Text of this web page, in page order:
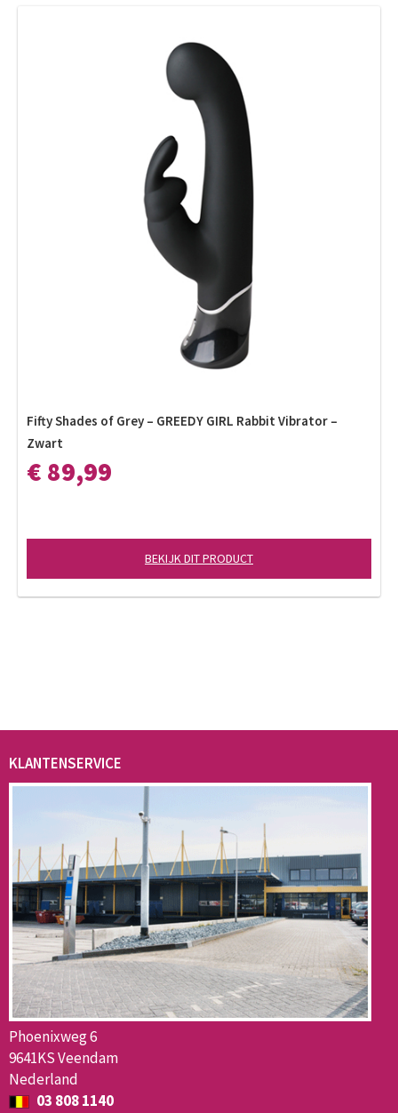
Fifty Shades of Grey – GREEDY GIRL Rabbit Vibrator –
Zwart
€ 89,99
BEKIJK DIT PRODUCT
KLANTENSERVICE
Phoenixweg 6
9641KS Veendam
Nederland
03 808 1140